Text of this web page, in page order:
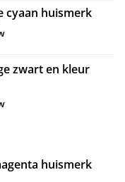
cyaan huismerk
zwart en kleur
huismerk